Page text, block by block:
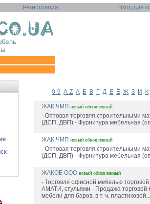
Регистрация Вход для
0-9 A-Z А Б В Г Д Е Ё Ж З И К
ЖАК ЧМП новый обновленный
- Оптовая торговля строительными
(ДСП, ДВП) - Фурнитура мебельная
ЖАК ЧМП новый обновленный
- Оптовая торговля строительными
(ДСП, ДВП) - Фурнитура мебельная
ЖАКОБ ООО новый обновленный
- Торговля офисной мебелью
АМАТИ, стульями - Продажа торговой
мебели для баров, в т. ч. пластиковой...